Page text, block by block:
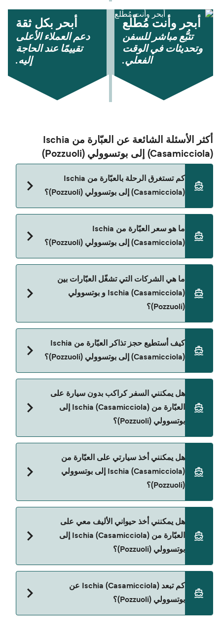
أبحر وأنت مُطّلع
تتبُّع مباشر للسفن
وتحديثات في الوقت
الفعلي.
أبحر بكل ثقة
دعم العملاء الأعلى
تقييمًا عند الحاجة
إليه.
أكثر الأسئلة الشائعة عن العبّارة من Ischia
(Casamicciola) إلى بوتسوولي (Pozzuoli)
كم تستغرق الرحلة بالعبّارة من Ischia
(Casamicciola) إلى بوتسوولي (Pozzuoli)؟
بوتسوولي (Pozzuoli) تقريباً 1 الساعة. مدة الإبحار ممكن
تختلف حسب الموسم والشركة، لذلك ننصحك بمراجعة
الأوقات المباشرة باستخدام Direct Ferries Deal
ما هو سعر العبّارة من Ischia
(Casamicciola) إلى بوتسوولي (Pozzuoli)؟
(Pozzuoli) يختلف حسب الموسم. متوسط سعر الرحلة
هو 212٫91 ر.ق.‏SAR. السعر لا يشمل رسوم الحجز.
ما هي الشركات التي تشغّل العبّارات بين
Ischia (Casamicciola) و بوتسوولي
(Pozzuoli)؟
(Casamicciola) إلى بوتسوولي (Pozzuoli). وهي:
Caremar
Capitan Morgan
كيف أستطيع حجز تذاكر العبّارة من Ischia
(Casamicciola) إلى بوتسوولي (Pozzuoli)؟
صفحة العروض لمعرفة أحدث التخفيضات.
هل يمكنني السفر كراكب بدون سيارة على
العبّارة من Ischia (Casamicciola) إلى
بوتسوولي (Pozzuoli)؟
(Casamicciola) إلى بوتسوولي (Pozzuoli) مع:
Medmar
Caremar
Capitan Morgan
هل يمكنني أخذ سيارتي على العبّارة من
Ischia (Casamicciola) إلى بوتسوولي
(Pozzuoli)؟
(Casamicciola) إلى بوتسوولي (Pozzuoli) مع:
Medmar
Caremar
هل يمكنني أخذ حيواني الأليف معي على
العبّارة من Ischia (Casamicciola) إلى
بوتسوولي (Pozzuoli)؟
Ischia (Casamicciola) و بوتسوولي (Pozzuoli).
كم تبعد Ischia (Casamicciola) عن
بوتسوولي (Pozzuoli)؟